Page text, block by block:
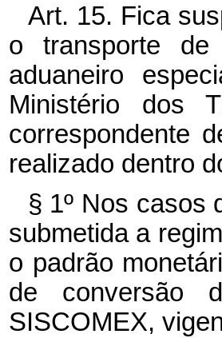
Art. 15. Fica
o transporte de
aduaneiro
Ministério dos
correspondente
realizado dentro
§ 1º Nos casos
submetida a
o padrão
de conversão
SISCOMEX,